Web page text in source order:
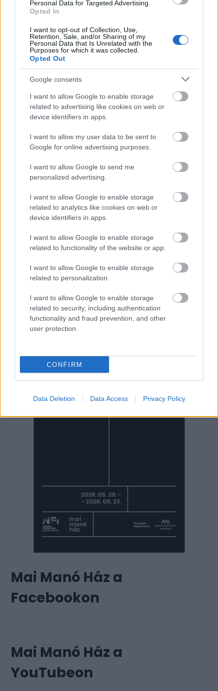
Personal Data for Targeted Advertising.
Opted In
I want to opt-out of Collection, Use,
Retention, Sale, and/or Sharing of my
Personal Data that Is Unrelated with the
Purposes for which it was collected.
Opted Out
Google consents
I want to allow Google to enable storage
related to advertising like cookies on web or
device identifiers in apps.
I want to allow my user data to be sent to
Google for online advertising purposes.
I want to allow Google to send me
personalized advertising.
I want to allow Google to enable storage
related to analytics like cookies on web or
device identifiers in apps.
I want to allow Google to enable storage
related to functionality of the website or app.
I want to allow Google to enable storage
related to personalization.
I want to allow Google to enable storage
related to security, including authentication
functionality and fraud prevention, and other
user protection.
CONFIRM
Data Deletion Data Access Privacy Policy
Mai Manó Ház a
Facebookon
Mai Manó Ház a
YouTubeon